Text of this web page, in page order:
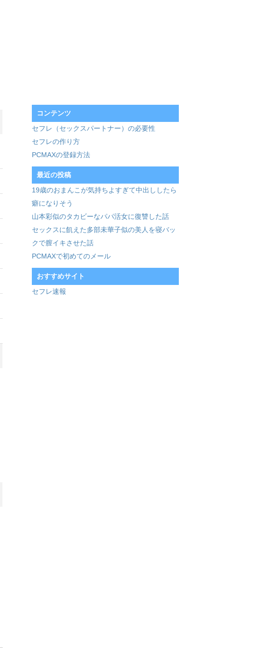
コンテンツ
セフレ（セックスパートナー）の必要性
セフレの作り方
PCMAXの登録方法
最近の投稿
19歳のおまんこが気持ちよすぎて中出ししたら
癖になりそう
山本彩似のタカビーなパパ活女に復讐した話
セックスに飢えた多部未華子似の美人を寝バッ
クで膣イキさせた話
PCMAXで初めてのメール
おすすめサイト
セフレ速報